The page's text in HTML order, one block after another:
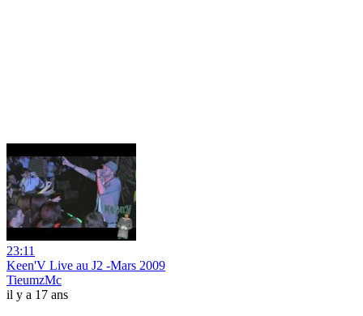
23:11
Keen'V Live au J2 -Mars 2009
TieumzMc
il y a 17 ans